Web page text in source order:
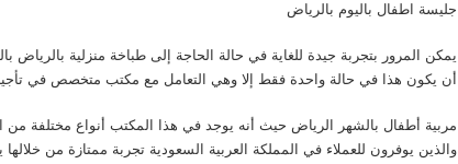
جليسة اطفال باليوم بالرياض
يمكن المرور بتجربة جيدة للغاية في حالة الحاجة إلى طباخة منزلية بالرياض
أن يكون هذا في حالة واحدة فقط إلا وهي التعامل مع مكتب متخصص في تأجير
مربية أطفال بالشهر الرياض حيث أنه يوجد في هذا المكتب أنواع مختلفة من
والذين يوفرون للعملاء في المملكة العربية السعودية تجربة ممتازة من